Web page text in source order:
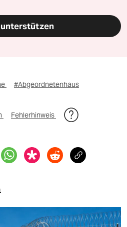
#Abgeordnetenhaus
Fehlerhinweis